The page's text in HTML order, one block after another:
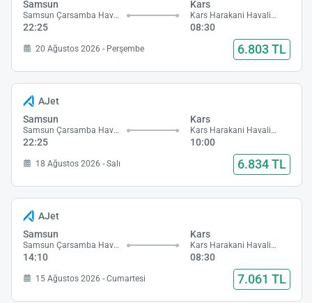
Samsun
Samsun Çarsamba Havalimanı
22:25
Kars
Kars Harakani Havalimanı
08:30
20 Ağustos 2026 - Perşembe 6.803 TL
AJet
Samsun
Samsun Çarsamba Havalimanı
22:25
Kars
Kars Harakani Havalimanı
10:00
18 Ağustos 2026 - Salı 6.834 TL
AJet
Samsun
Samsun Çarsamba Havalimanı
14:10
Kars
Kars Harakani Havalimanı
08:30
15 Ağustos 2026 - Cumartesi 7.061 TL